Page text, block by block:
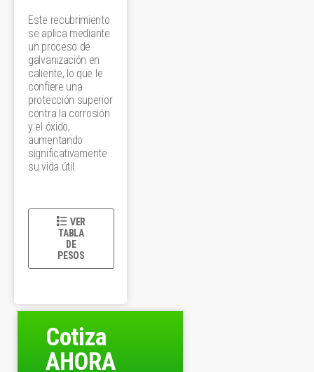
Este recubrimiento
se aplica mediante
un proceso de
galvanización en
caliente, lo que le
confiere una
protección superior
contra la corrosión
y el óxido,
aumentando
significativamente
su vida útil.
VER
TABLA
DE
PESOS
Cotiza
AHORA